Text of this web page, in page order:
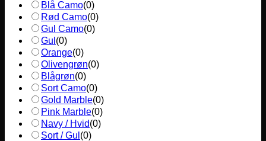
Blå Camo(0)
Rød Camo(0)
Gul Camo(0)
Gul (0)
Orange(0)
Olivengrøn(0)
Blågrøn(0)
Sort Camo(0)
Gold Marble(0)
Pink Marble(0)
Navy / Hvid(0)
Sort / Gul (0)